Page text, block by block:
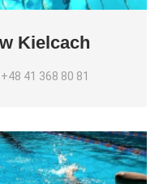
Kielcach
+48 41 368 80 81